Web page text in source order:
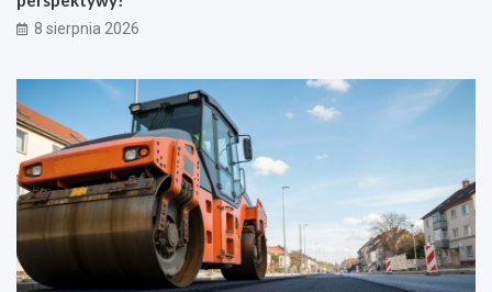
a
d
n
y
m
p
l
e
c
a
k
p
e
e
k
t
y
w
y
!
8 sierpnia 2026